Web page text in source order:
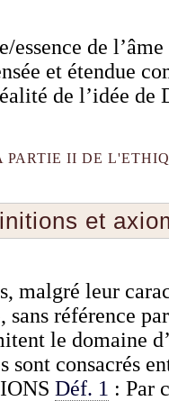
essence de
et étendue
de l’idée
PARTIE II DE
et
malgré leur
sans référence
le domaine
sont consacrés
Déf. 1 : Par